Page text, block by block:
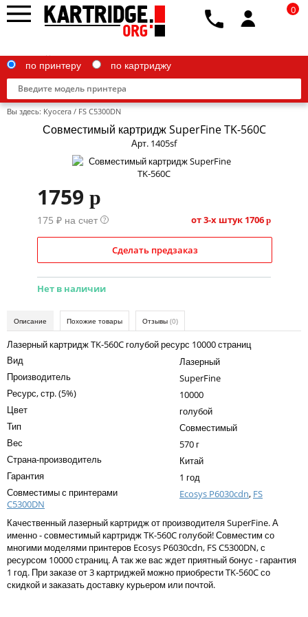
Canon
Epson
IBM
Kodak
Konica Minolta
Lexmark
Ricoh
Sharp
Toshiba
Xerox
Для франкировальной машины
по принтеру по картриджу
0
Вы здесь: Kyocera / FS C5300DN
Совместимый картридж SuperFine TK-560C
Арт. 1405sf
1759 p
175 ₽ на счет ? от 3-х штук 1706 p
Сделать предзаказ
Нет в наличии
Описание Похожие товары Отзывы (0)
Лазерный картридж TK-560C голубой ресурс 10000 страниц
Вид
Лазерный
Производитель
SuperFine
Ресурс, стр. (5%)
10000
Цвет
голубой
Тип
Совместимый
Вес
570 г
Страна-производитель
Китай
Гарантия
1 год
Совместимы с принтерами
Ecosys P6030cdn, FS
C5300DN
Качественный лазерный картридж от производителя SuperFine. А
именно - совместимый картридж TK-560C голубой! Совместим со
многими моделями принтеров Ecosys P6030cdn, FS C5300DN, с
ресурсом 10000 страниц. А так же вас ждет приятный бонус - гарантия
1 год. При заказе от 3 картриджей можно приобрести TK-560C со
скидкой и заказать доставку курьером или почтой.